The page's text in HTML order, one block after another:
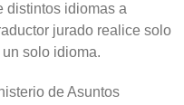
distintos idiomas a
jurado realice solo
solo idioma.
de Asuntos